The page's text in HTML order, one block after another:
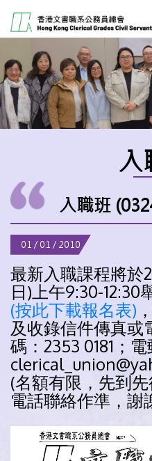
入
入職班
01 / 01 / 2010
最新入職課程將於
日)上午9:30-12:30
(按此下載報名表)
及收錄信件傳真或
碼：2353 0181；電
(名額有限，先到
電話聯絡作準，謝